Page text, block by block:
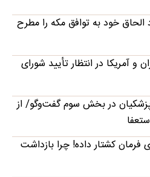
الحاق خود به توافق مکه را مطرح
و آمریکا در انتظار تأیید شورای
در بخش سوم گفت‌وگو/ از
فرمان کشتار داده! چرا بازداشت